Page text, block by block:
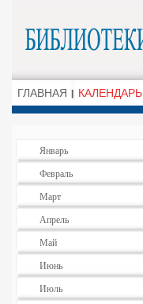
ГЛАВНАЯ
Январь
Февраль
Март
Апрель
Май
Июнь
Июль